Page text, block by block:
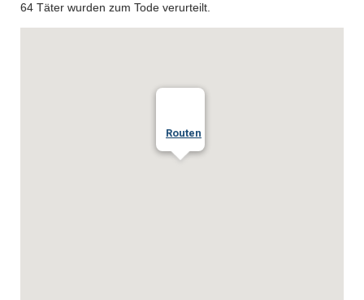
64 Täter wurden zum Tode verurteilt.
Routen